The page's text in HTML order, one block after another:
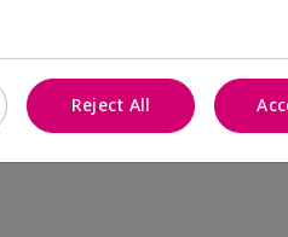
especial†
$95.00
Reject All